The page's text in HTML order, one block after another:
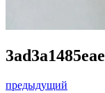
предыдущий